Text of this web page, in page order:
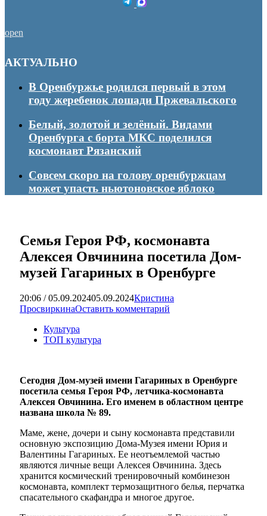
open
АКТУАЛЬНО
В Оренбуржье родился первый в этом
году жеребенок лошади Пржевальского
Белый, золотой и зелёный. Видами
Оренбурга с борта МКС поделился
космонавт Рязанский
Совсем скоро на голову оренбуржцам
может упасть ньютоновское яблоко
Семья Героя РФ, космонавта
Алексея Овчинина посетила Дом-
музей Гагариных в Оренбурге
20:06 / 05.09.202405.09.2024Кристина
ПросвиркинаОставить комментарий
Культура
ТОП культура
Сегодня Дом-музей имени Гагариных в Оренбурге
посетила семья Героя РФ, летчика-космонавта
Алексея Овчинина. Его именем в областном центре
названа школа № 89.
Маме, жене, дочери и сыну космонавта представили
основную экспозицию Дома-Музея имени Юрия и
Валентины Гагариных. Ее неотъемлемой частью
являются личные вещи Алексея Овчинина. Здесь
хранится космический тренировочный комбинезон
космонавта, комплект термозащитного белья, перчатка
спасательного скафандра и многое другое.